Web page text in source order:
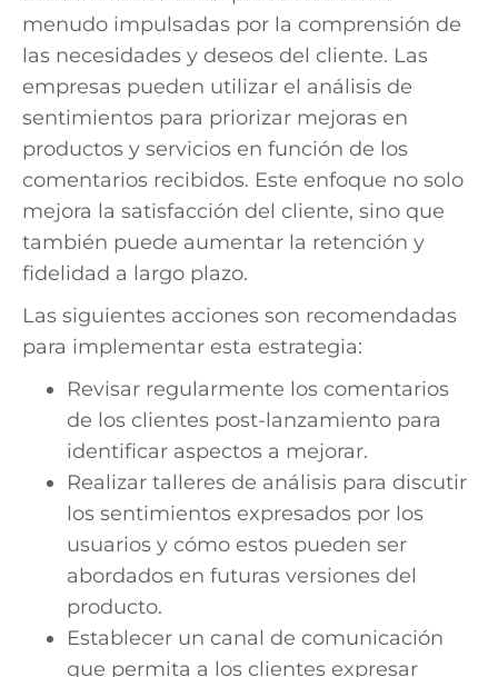
menudo impulsadas por la comprensión de
las necesidades y deseos del cliente. Las
empresas pueden utilizar el análisis de
sentimientos para priorizar mejoras en
productos y servicios en función de los
comentarios recibidos. Este enfoque no solo
mejora la satisfacción del cliente, sino que
también puede aumentar la retención y
fidelidad a largo plazo.
Las siguientes acciones son recomendadas
para implementar esta estrategia:
Revisar regularmente los comentarios
de los clientes post-lanzamiento para
identificar aspectos a mejorar.
Realizar talleres de análisis para discutir
los sentimientos expresados por los
usuarios y cómo estos pueden ser
abordados en futuras versiones del
producto.
Establecer un canal de comunicación
que permita a los clientes expresar